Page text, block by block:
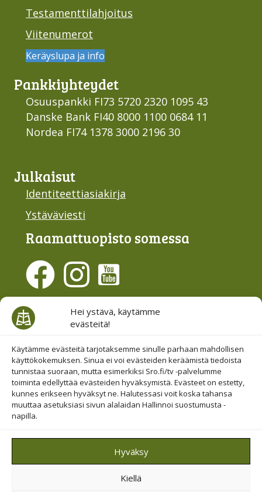
Hei ystävä, käytämme
evästeitä!
Käytämme evästeitä tarjotaksemme sinulle parhaan mahdollisen
käyttökokemuksen. Sinua ei voi evästeiden keräämistä tiedoista
tunnistaa suoraan, mutta esimerkiksi Sro.fi/tv -palvelumme
toiminta edellyttää evästeiden hyväksymistä. Evästeet on estetty,
kunnes erikseen hyväksyt ne. Halutessasi voit koska tahansa
muuttaa asetuksiasi sivun alalaidan Hallinnoi suostumusta -
napilla.
Hyväksy
Kiellä
Testamenttilahjoitus
Viitenumerot
Keräyslupa ja info
Pankki­yhteydet
Osuuspankki FI73 5720 2320 1095 43
Danske Bank FI40 8000 1100 0684 11
Nordea FI74 1378 3000 2196 30
Julkaisut
Identiteettiasiakirja
Ystäväviesti
Raamattu­opisto somessa
Evästesuostumus
Hallinnoi evästeitä
Etsi sivuiltamme
© 2019-2026 Suomen Raamattuopiston Säätiö
Saavutettavuus huomioitu